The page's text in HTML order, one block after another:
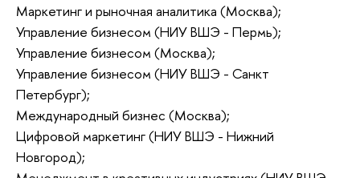
Маркетинг и рыночная аналитика (Москва);
Управление бизнесом (НИУ ВШЭ - Пермь);
Управление бизнесом (Москва);
Управление бизнесом (НИУ ВШЭ - Санкт
Петербург);
Международный бизнес (Москва);
Цифровой маркетинг (НИУ ВШЭ - Нижний
Новгород);